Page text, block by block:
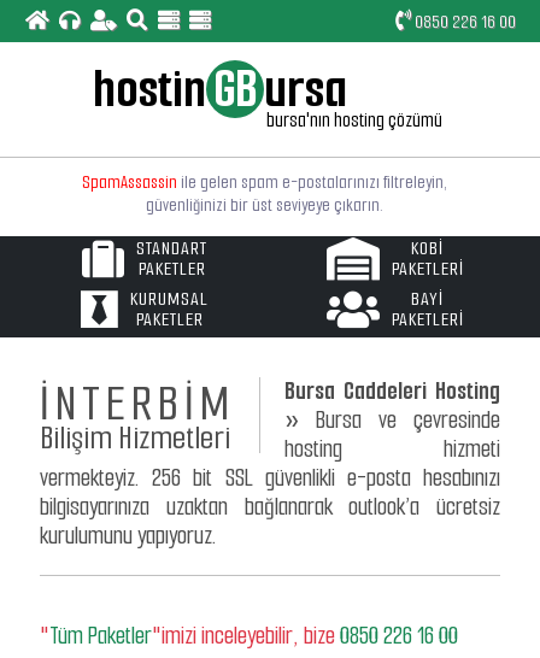
0850 226 16 00
bursa'nın hosting çözümü
hostinGBursa
E-postalarınızı bilgisayarıza, iphone ve android cep
kurabilirsiniz.
SpamAssassin ile gelen spam e-postalarınızı filtreleyin,
güvenliğinizi bir üst seviyeye çıkarın.
Linux tabanlı web sunucularımız "Bursa"lokasyonludur
ve PHP ile MySQL'in son sürümleri yüklüdür.
Basit arayüzlü"Türkçe Kontrol Paneli"ile hosting
işlemlerinizi çok daha rahat ve çabuk yapabileceksiniz.
Web sitemizde yayınlanan paketlerin dışında size özel
web hostingpaketleri de oluşturulabilir.
STANDART
PAKETLER
KOBİ
PAKETLERİ
KURUMSAL
PAKETLER
BAYİ
PAKETLERİ
İNTERBİM
Bilişim Hizmetleri
Bursa Caddeleri Hosting
» Bursa ve çevresinde
hosting hizmeti
vermekteyiz. 256 bit SSL güvenlikli e-posta hesabınızı
bilgisayarınıza uzaktan bağlanarak outlook’a ücretsiz
kurulumunu yapıyoruz.
"Tüm Paketler"imizi inceleyebilir, bize0850 226 16 00